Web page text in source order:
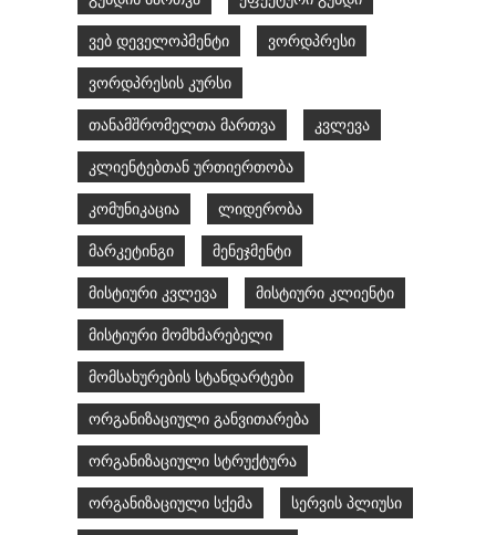
ვებ დეველოპმენტი ვორდპრესი
ვორდპრესის კურსი
თანამშრომელთა მართვა კვლევა
კლიენტებთან ურთიერთობა
კომუნიკაცია ლიდერობა
მარკეტინგი მენეჯმენტი
მისტიური კვლევა მისტიური კლიენტი
მისტიური მომხმარებელი
მომსახურების სტანდარტები
ორგანიზაციული განვითარება
ორგანიზაციული სტრუქტურა
ორგანიზაციული სქემა სერვის პლიუსი